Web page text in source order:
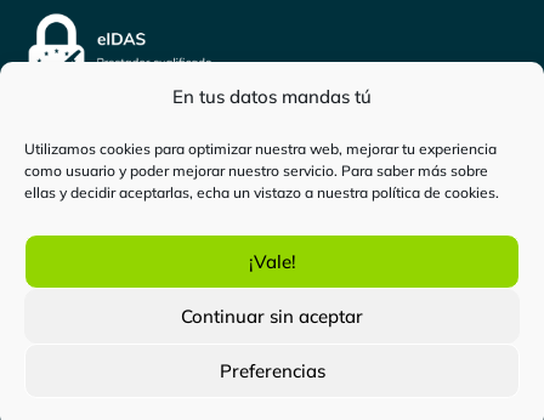
En tus datos mandas tú
Utilizamos cookies para optimizar nuestra web, mejorar tu experiencia
como usuario y poder mejorar nuestro servicio. Para saber más sobre
ellas y decidir aceptarlas, echa un vistazo a nuestra política de cookies.
¡Vale!
Continuar sin aceptar
Preferencias
Inicio-Persona física-Deducción por cónyuge con
certificadoelectronico.eses una marca de
Todos los derechos reservados. Copyright © 2024.